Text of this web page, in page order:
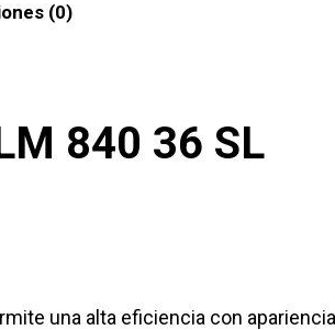
(0)
840 36 SL
una alta eficiencia con